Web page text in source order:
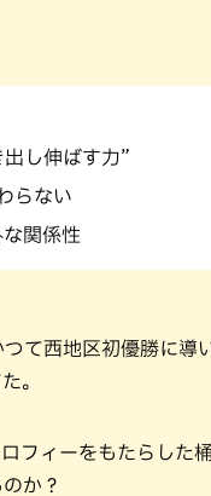
し伸ばす力”
らない
関係性
て西地区初優勝に導
。
フィーをもたらした
か？